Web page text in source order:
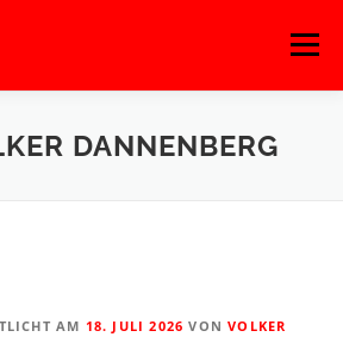
Menü
BASKETBALL FITNESS
DANNENBERG
AM 18. JULI 2026 VONVOLKER